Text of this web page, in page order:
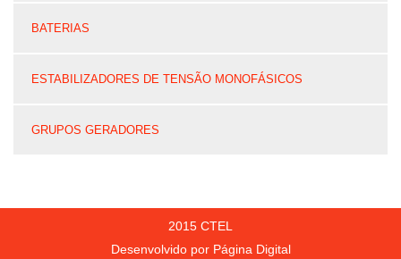
BATERIAS
ESTABILIZADORES DE TENSÃO MONOFÁSICOS
GRUPOS GERADORES
2015 CTEL
Desenvolvido por Página Digital